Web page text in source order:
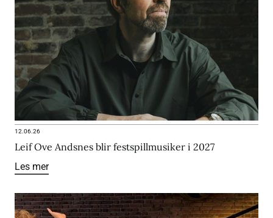
12.06.26
Leif Ove Andsnes blir festspillmusiker i 2027
Les mer